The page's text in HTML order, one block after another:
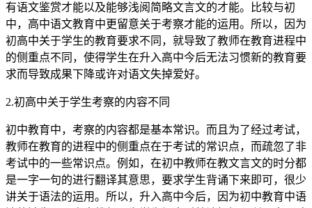
有语文鉴赏才能以及能够浅阅简略文言文的才能。比较与初
中，高中语文教育中更留意关于考察才能的运用。所以，因为
初高中关于学生的教育要求不同，就导致了教师在教育进程中
的侧重点不同，使得学生在升入高中今后无法习惯新的教育要
求而导致成果下降或许对语文失掉爱好。
2.初高中关于学生考察的内容不同
初中教育中，考察的内容都是基本常识。而且为了经过考试，
教师在教育的进程中的侧重点在于考试的常识点，而疏忽了非
考试中的一些常识点。例如，在初中教师在教文言文的时分都
是一字一句的进行翻译其意思，要求学生背诵下来即可，很少
讲关于语法的运用。所以，升入高中今后，因为初中教育中语